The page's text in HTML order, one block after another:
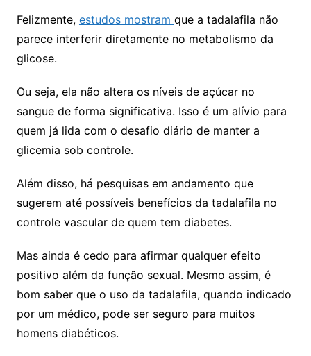
Felizmente, estudos mostram que a tadalafila não
parece interferir diretamente no metabolismo da
glicose.
Ou seja, ela não altera os níveis de açúcar no
sangue de forma significativa. Isso é um alívio para
quem já lida com o desafio diário de manter a
glicemia sob controle.
Além disso, há pesquisas em andamento que
sugerem até possíveis benefícios da tadalafila no
controle vascular de quem tem diabetes.
Mas ainda é cedo para afirmar qualquer efeito
positivo além da função sexual. Mesmo assim, é
bom saber que o uso da tadalafila, quando indicado
por um médico, pode ser seguro para muitos
homens diabéticos.